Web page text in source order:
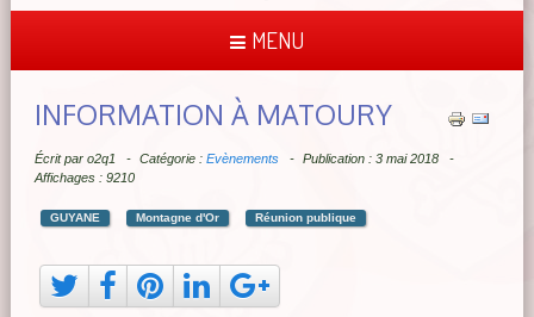
MENU
INFORMATION À MATOURY
Écrit par o2q1 Catégorie : Evènements
Publication : 3 mai 2018
Affichages : 9210
GUYANE Montagne d'Or Réunion publique